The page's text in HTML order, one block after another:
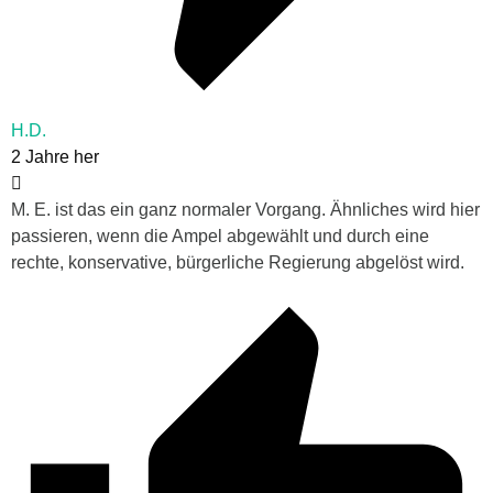
H.D.
2 Jahre her
M. E. ist das ein ganz normaler Vorgang. Ähnliches wird hier
passieren, wenn die Ampel abgewählt und durch eine
rechte, konservative, bürgerliche Regierung abgelöst wird.